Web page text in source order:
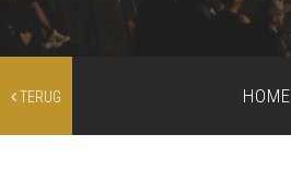
TERUG HOME